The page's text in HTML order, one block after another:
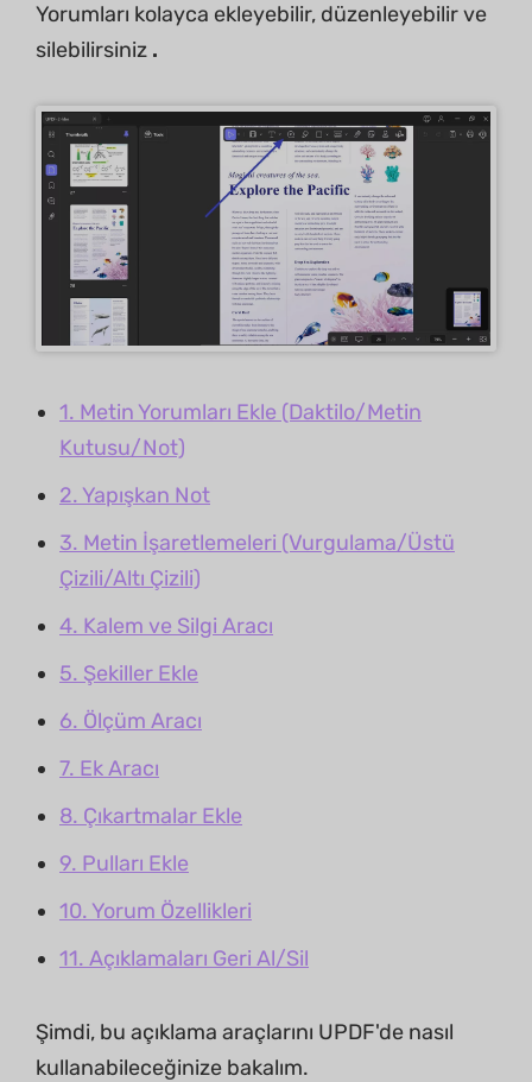
Yorumları kolayca ekleyebilir, düzenleyebilir ve
silebilirsiniz .
1. Metin Yorumları Ekle (Daktilo/Metin
Kutusu/Not)
2. Yapışkan Not
3. Metin İşaretlemeleri (Vurgulama/Üstü
Çizili/Altı Çizili)
4. Kalem ve Silgi Aracı
5. Şekiller Ekle
6. Ölçüm Aracı
7. Ek Aracı
8. Çıkartmalar Ekle
9. Pulları Ekle
10. Yorum Özellikleri
11. Açıklamaları Geri Al/Sil
Şimdi, bu açıklama araçlarını UPDF'de nasıl
kullanabileceğinize bakalım.